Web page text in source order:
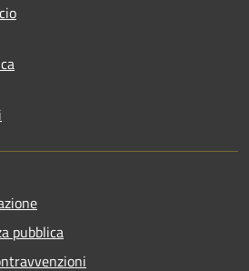
pubblica